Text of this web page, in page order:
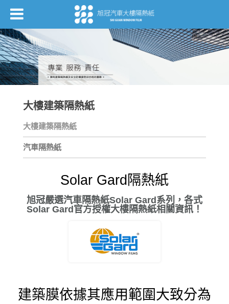
大樓建築隔熱紙
大樓建築隔熱紙
汽車隔熱紙
Solar Gard隔熱紙
旭冠嚴選汽車隔熱紙Solar Gard系列，各式
Solar Gard官方授權大樓隔熱紙相關資訊！
建築膜依據其應用範圍大致分為